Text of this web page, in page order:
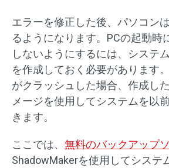
エラーを修正した後、パソコン
るようになります。PCの起動時
しないようにするには、システ
を作成しておく必要があります
がクラッシュした場合、作成し
メージを使用してシステムを以
きます。
ここでは、 無料のバックアップ
ShadowMakerを使用してシステ